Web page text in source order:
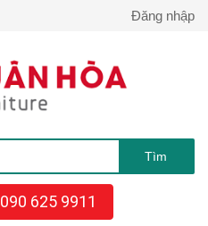
Đăng nhập
090 625 9911